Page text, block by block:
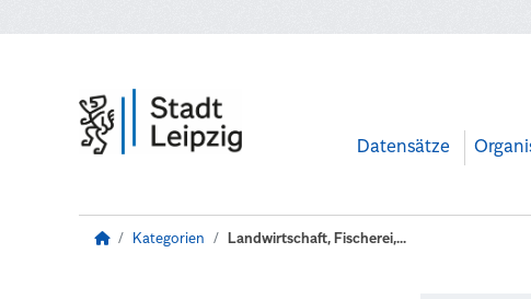
Datensätze
Kategorien Landwirtschaft, Fischerei,...